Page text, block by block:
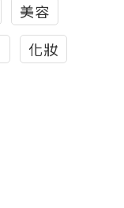
美容
化妝